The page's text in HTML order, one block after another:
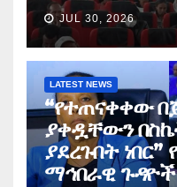
JUL 30, 2026
LATEST NEWS
“የተጠናቀቀው
ያቀዷቸውን
ያደረጉበት
ማኅበራዊ